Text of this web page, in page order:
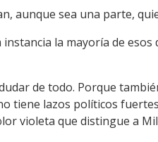
aunque sea una parte,
la mayoría de
de todo. Porque
tiene lazos políticos
violeta que distingue a